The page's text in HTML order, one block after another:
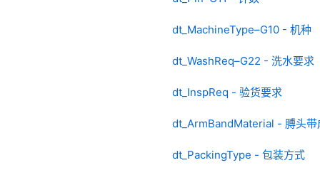
dt_MachineType–G10 - 机种
dt_WashReq–G22 - 洗水要求
dt_InspReq - 验货要求
dt_ArmBandMaterial - 膊头带
dt_PackingType - 包装方式